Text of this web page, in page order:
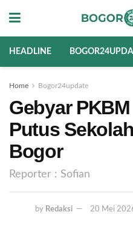
HEADLINE
Home Bogor24update
Gebyar
Putus
Bogor
Reporter : Sofian
by Redaksi 20 Mei